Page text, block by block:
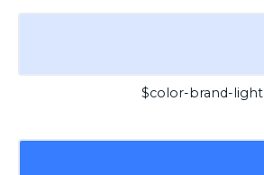
$color-brand-light